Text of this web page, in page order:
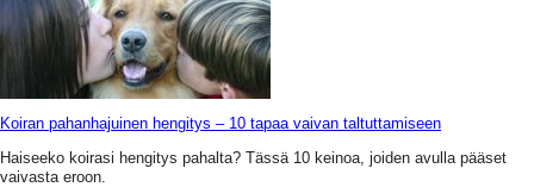
Koiran pahanhajuinen hengitys – 10 tapaa vaivan taltuttamiseen
Haiseeko koirasi hengitys pahalta? Tässä 10 keinoa, joiden avulla pääset
vaivasta eroon.